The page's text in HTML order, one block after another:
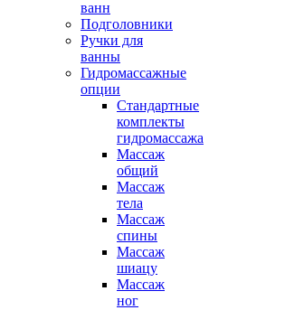
ванн
Подголовники
Ручки для
ванны
Гидромассажные
опции
Стандартные
комплекты
гидромассажа
Массаж
общий
Массаж
тела
Массаж
спины
Массаж
шиацу
Массаж
ног